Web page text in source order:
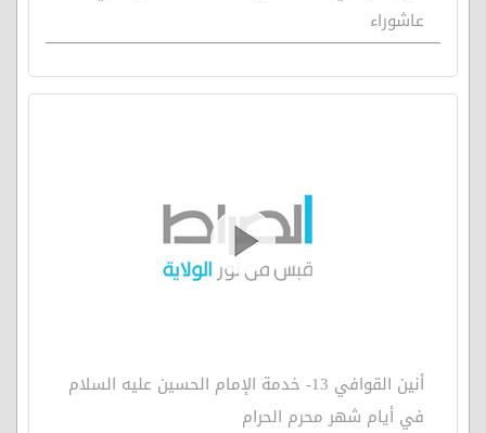
عاشوراء
أنين القوافي 13- خدمة الإمام الحسين عليه السلام
في أيام شهر محرم الحرام